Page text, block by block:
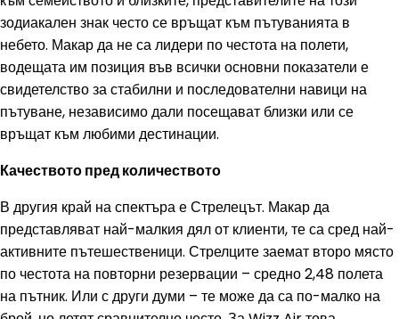
зодиакален знак често се връщат към пътуванията в
небето. Макар да не са лидери по честота на полети,
водещата им позиция във всички основни показатели е
свидетелство за стабилни и последователни навици на
пътуване, независимо дали посещават близки или се
връщат към любими дестинации.
Качеството пред количеството
В другия край на спектъра е Стрелецът. Макар да
представляват най-малкия дял от клиенти, те са сред най-
активните пътешественици. Стрелците заемат второ място
по честота на повторни резервации – средно 2,48 полета
на пътник. Или с други думи – те може да са по-малко на